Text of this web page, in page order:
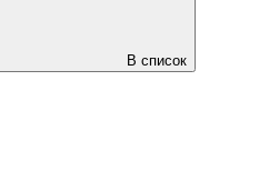
В список